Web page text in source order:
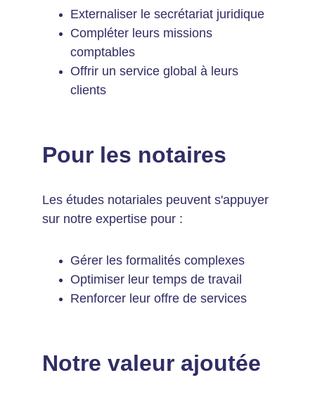
Externaliser le secrétariat juridique
Compléter leurs missions
comptables
Offrir un service global à leurs
clients
Pour les notaires
Les études notariales peuvent s'appuyer
sur notre expertise pour :
Gérer les formalités complexes
Optimiser leur temps de travail
Renforcer leur offre de services
Notre valeur ajoutée